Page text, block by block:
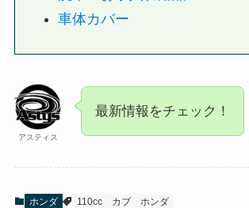
車体カバー
アスティス
最新情報をチェック！
ホンダ 110cc カブ ホンダ